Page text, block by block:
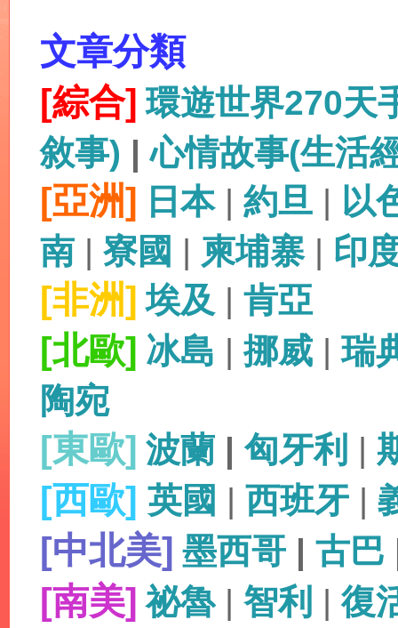
文章分類
[綜合] 環遊世界270天
敘事) |心情故事(生活
[亞洲] 日本| 約旦 | 以
南 | 寮國 | 柬埔寨| 印
[非洲] 埃及 | 肯亞
[北歐] 冰島 |挪威 |瑞
陶宛
[東歐] 波蘭 | 匈牙利 |
[西歐] 英國 | 西班牙 |
[中北美] 墨西哥 | 古巴
[南美] 祕魯| 智利 |復